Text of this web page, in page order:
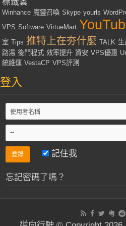
Winhance 魔靈召喚 Skype yourls
VPS Software VirtueMart
室 Tips 推特上在夯什麼 TALK
路湯 後門程式 效率提升 資安 VPS優惠
統維運 VestaCP VPS評測
登入
記住我
忘記密碼了嗎？